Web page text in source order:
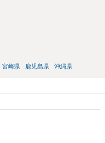
宮崎県 鹿児島県 沖縄県